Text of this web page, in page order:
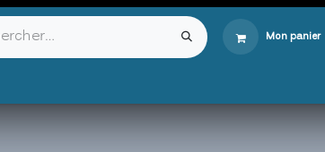
Mon panier